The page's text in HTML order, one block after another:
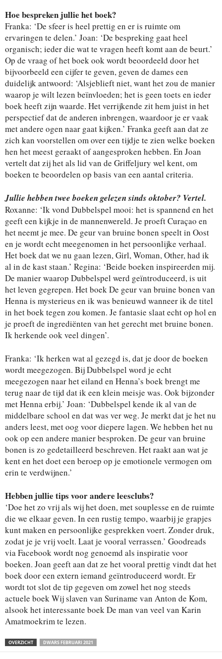
Hoe bespreken jullie het boek?
Franka: ‘De sfeer is heel prettig en er is ruimte om
ervaringen te delen.’ Joan: ‘De bespreking gaat heel
organisch; ieder die wat te vragen heeft komt aan de beurt.’
Op de vraag of het boek ook wordt beoordeeld door het
bijvoorbeeld een cijfer te geven, geven de dames een
duidelijk antwoord: ‘Alsjeblieft niet, want het zou de manier
waarop je wilt lezen beïnvloeden; het is geen toets en ieder
boek heeft zijn waarde. Het verrijkende zit hem juist in het
perspectief dat de anderen inbrengen, waardoor je er vaak
met andere ogen naar gaat kijken.’ Franka geeft aan dat ze
zich kan voorstellen om over een tijdje te zien welke boeken
hen het meest geraakt of aangesproken hebben. En Joan
vertelt dat zij het als lid van de Griffeljury wel kent, om
boeken te beoordelen op basis van een aantal criteria.
Jullie hebben twee boeken gelezen sinds oktober? Vertel.
Roxanne: ‘Ik vond Dubbelspel mooi: het is spannend en het
geeft een kijkje in de mannenwereld. Je proeft Curaçao en
het neemt je mee. De geur van bruine bonen speelt in Oost
en je wordt echt meegenomen in het persoonlijke verhaal.
Het boek dat we nu gaan lezen, Girl, Woman, Other, had ik
al in de kast staan.’ Regina: ‘Beide boeken inspireerden mij.
De manier waarop Dubbelspel werd geïntroduceerd, is uit
het leven gegrepen. Het boek De geur van bruine bonen van
Henna is mysterieus en ik was benieuwd wanneer ik de titel
in het boek tegen zou komen. Je fantasie slaat echt op hol en
je proeft de ingrediënten van het gerecht met bruine bonen.
Ik herkende ook veel dingen’.
Franka: ‘Ik herken wat al gezegd is, dat je door de boeken
wordt meegezogen. Bij Dubbelspel word je echt
meegezogen naar het eiland en Henna’s boek brengt me
terug naar de tijd dat ik een klein meisje was. Ook bijzonder
met Henna erbij.’ Joan: ‘Dubbelspel kende ik al van de
middelbare school en dat was ver weg. Je merkt dat je het nu
anders leest, met oog voor diepere lagen. We hebben het nu
ook op een andere manier besproken. De geur van bruine
bonen is zo gedetailleerd beschreven. Het raakt aan wat je
kent en het doet een beroep op je emotionele vermogen om
erin te verdwijnen.’
Hebben jullie tips voor andere leesclubs?
‘Doe het zo vrij als wij het doen, met souplesse en de ruimte
die we elkaar geven. In een rustig tempo, waarbij je grapjes
kunt maken en persoonlijke gesprekken voert. Zonder druk,
zodat je je vrij voelt. Laat je vooral verrassen.’ Goodreads
via Facebook wordt nog genoemd als inspiratie voor
boeken. Joan geeft aan dat ze het vooral prettig vindt dat het
boek door een extern iemand geïntroduceerd wordt. Er
wordt tot slot de tip gegeven om zowel het nog steeds
actuele boek Wij slaven van Suriname van Anton de Kom,
alsook het interessante boek De man van veel van Karin
Amatmoekrim te lezen.
OVERZICHT DWARS FEBRUARI 2021